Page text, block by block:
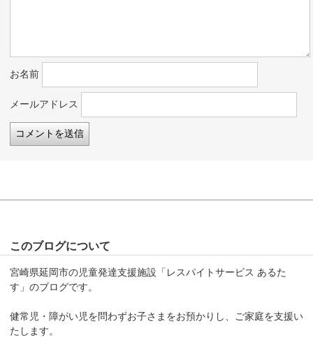
お名前
メールアドレス
このブログについて
宮崎県延岡市の児童発達支援施設「レスパイトサービス あるた
す」のブログです。
健常児・障がい児を問わずお子さまをお預かりし、ご家庭を支援い
たします。